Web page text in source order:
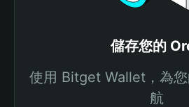
儲存您的
使用 Bitget Wallet，為
航